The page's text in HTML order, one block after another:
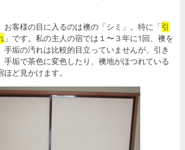
お客様の目に入るのは襖の「シミ」。特に「引
」です。私の主人の宿では１〜３年に1回、襖を
手垢の汚れは比較的目立っていませんが、引き
手垢で茶色に変色したり、襖地がほつれている
ど見かけます。